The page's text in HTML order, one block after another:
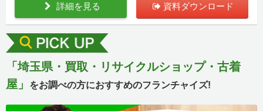
詳細を見る 資料ダウンロード
「埼玉県・買取・リサイクルショップ・古着
屋」
をお調べの方におすすめのフランチャイズ!